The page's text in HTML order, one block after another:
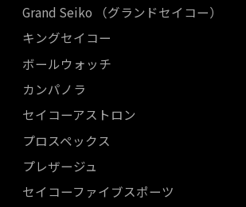
Grand Seiko （グランドセイコー）
キングセイコー
ボールウォッチ
カンパノラ
セイコーアストロン
プロスペックス
プレザージュ
セイコーファイブスポーツ